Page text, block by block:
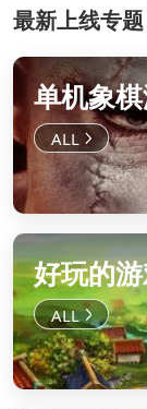
最新上线专题
单机象
好玩的